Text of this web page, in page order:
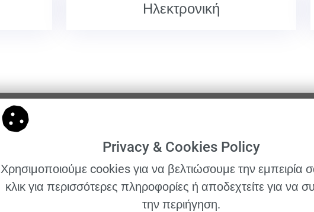
Ηλεκτρονική
Πληροφορίες
επικοινωνίας
Privacy & Cookies Policy
Χρησιμοποιούμε cookies για να βελτιώσουμε την εμπειρία
κλικ για περισσότερες πληροφορίες ή αποδεχτείτε για να
την περιήγηση.